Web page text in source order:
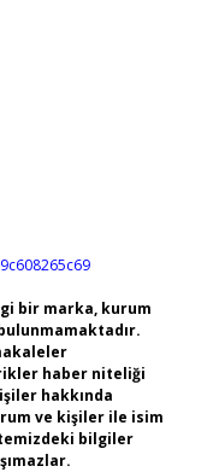
bir marka, kurum
haber niteliği
hakkında
ve kişiler ile isim
bilgiler